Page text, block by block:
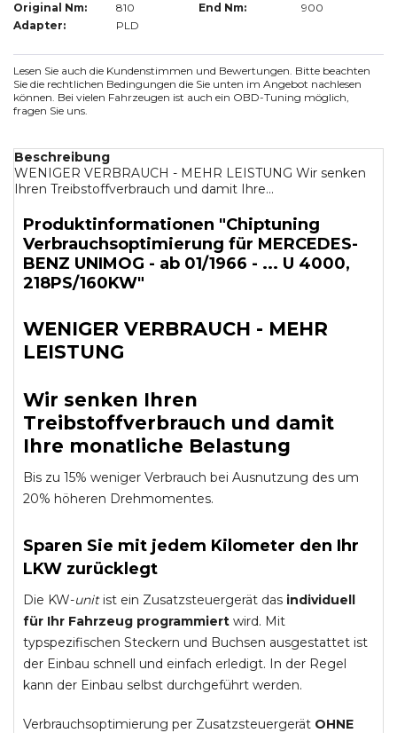
Original Nm:
810 End Nm:
900
Adapter:
PLD
Lesen Sie auch die Kundenstimmen und Bewertungen. Bitte beachten
Sie die rechtlichen Bedingungen die Sie unten im Angebot nachlesen
können. Bei vielen Fahrzeugen ist auch ein OBD-Tuning möglich,
fragen Sie uns.
Beschreibung
WENIGER VERBRAUCH - MEHR LEISTUNG Wir senken
Ihren Treibstoffverbrauch und damit Ihre...
Produktinformationen "Chiptuning
Verbrauchsoptimierung für MERCEDES-
BENZ UNIMOG - ab 01/1966 - ... U 4000,
218PS/160KW"
WENIGER VERBRAUCH - MEHR
LEISTUNG
Wir senken Ihren
Treibstoffverbrauch und damit
Ihre monatliche Belastung
Bis zu 15% weniger Verbrauch bei Ausnutzung des um
20% höheren Drehmomentes.
Sparen Sie mit jedem Kilometer den Ihr
LKW zurücklegt
Die KW-unitist ein Zusatzsteuergerät das individuell
für Ihr Fahrzeug programmiert wird. Mit
typspezifischen Steckern und Buchsen ausgestattet ist
der Einbau schnell und einfach erledigt. In der Regel
kann der Einbau selbst durchgeführt werden.
Verbrauchsoptimierung per Zusatzsteuergerät OHNE